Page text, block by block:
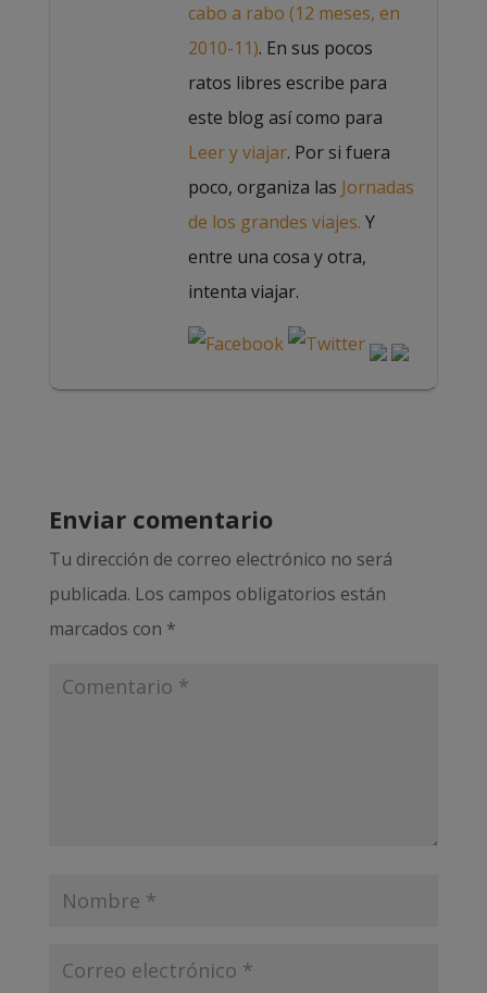
cabo a rabo (12 meses, en
2010-11). En sus pocos
ratos libres escribe para
este blog así como para
Leer y viajar. Por si fuera
poco, organiza las Jornadas
de los grandes viajes. Y
entre una cosa y otra,
intenta viajar.
Enviar comentario
Tu dirección de correo electrónico no será
publicada. Los campos obligatorios están
marcados con *